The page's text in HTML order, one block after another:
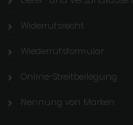
Widerrufsrecht
Wiederrufsformular
Online-Streitbeilegung
Nennung von Marken